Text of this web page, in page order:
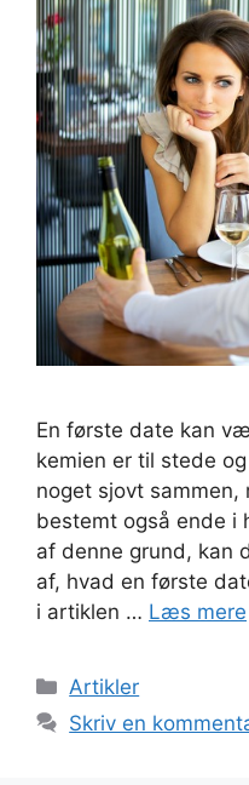
En første date kan
kemien er til stede
noget sjovt sammen,
bestemt også ende i
af denne grund,
af, hvad en første
i artiklen … Læs mere
Kategorier
Artikler
Skriv en